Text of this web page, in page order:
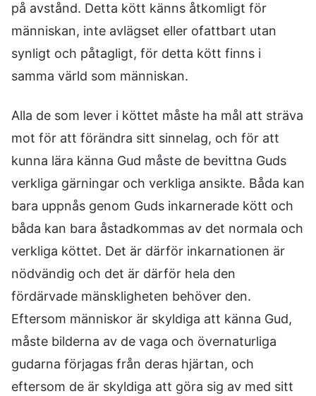
på avstånd. Detta kött känns åtkomligt för
människan, inte avlägset eller ofattbart utan
synligt och påtagligt, för detta kött finns i
samma värld som människan.
Alla de som lever i köttet måste ha mål att sträva
mot för att förändra sitt sinnelag, och för att
kunna lära känna Gud måste de bevittna Guds
verkliga gärningar och verkliga ansikte. Båda kan
bara uppnås genom Guds inkarnerade kött och
båda kan bara åstadkommas av det normala och
verkliga köttet. Det är därför inkarnationen är
nödvändig och det är därför hela den
fördärvade mänskligheten behöver den.
Eftersom människor är skyldiga att känna Gud,
måste bilderna av de vaga och övernaturliga
gudarna förjagas från deras hjärtan, och
eftersom de är skyldiga att göra sig av med sitt